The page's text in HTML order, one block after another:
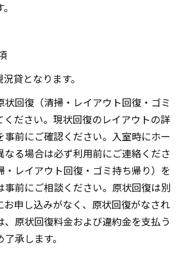
貸となります。
状回復（清掃・レイアウト回復・ゴミ
ください。現状回復のレイアウトの詳
前にご確認ください。入室時にホー
なる場合は必ず利用前にご連絡くださ
・レイアウト回復・ゴミ持ち帰り）を
事前にご相談ください。原状回復は別
お申し込みがなく、原状回復がなされ
、原状回復料金および違約金を支払う
承します。